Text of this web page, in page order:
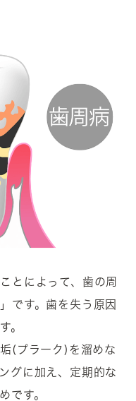
とによって、歯の周
です。歯を失う原因
。
(プラーク)を溜めな
グに加え、定期的な
です。